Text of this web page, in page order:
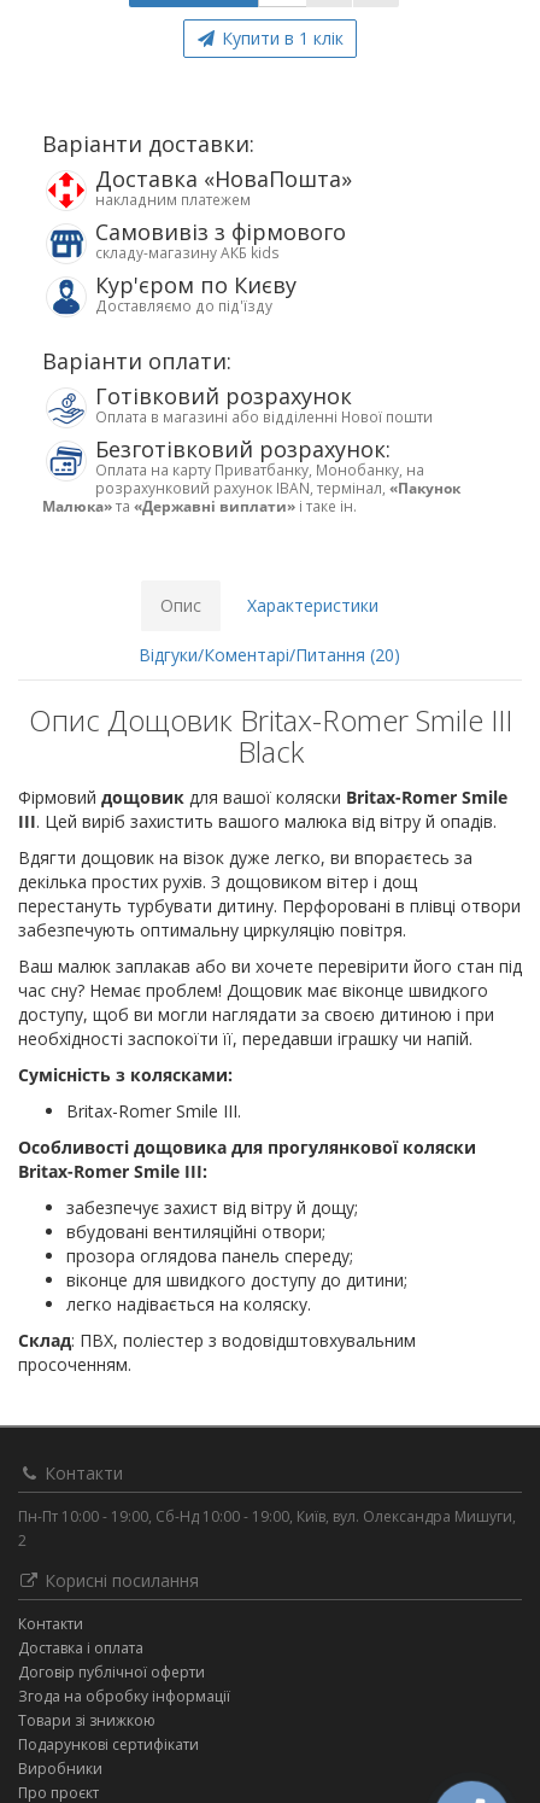
Купити в 1 клік
Варіанти доставки:
Доставка «НоваПошта»
накладним платежем
Самовивіз з фірмового
складу-магазину АКБ kids
Кур'єром по Києву
Доставляємо до під'їзду
Варіанти оплати:
Готівковий розрахунок
Оплата в магазині або відділенні Нової пошти
Безготівковий розрахунок:
Оплата на карту Приватбанку, Монобанку, на
розрахунковий рахунок IBAN, термінал, «Пакунок
Малюка»та «Державні виплати» і таке ін.
Опис Характеристики
Відгуки/Коментарі/Питання (20)
Опис Дощовик Britax-Romer Smile III
Black
Фірмовий дощовик для вашої коляски Britax-Romer Smile
III. Цей виріб захистить вашого малюка від вітру й опадів.
Вдягти дощовик на візок дуже легко, ви впораєтесь за
декілька простих рухів. З дощовиком вітер і дощ
перестануть турбувати дитину. Перфоровані в плівці отвори
забезпечують оптимальну циркуляцію повітря.
Ваш малюк заплакав або ви хочете перевірити його стан під
час сну? Немає проблем! Дощовик має віконце швидкого
доступу, щоб ви могли наглядати за своєю дитиною і при
необхідності заспокоїти її, передавши іграшку чи напій.
Сумісність з колясками:
Britax-Romer Smile III.
Особливості дощовика для прогулянкової коляски
Britax-Romer Smile III:
забезпечує захист від вітру й дощу;
вбудовані вентиляційні отвори;
прозора оглядова панель спереду;
віконце для швидкого доступу до дитини;
легко надівається на коляску.
Склад: ПВХ, поліестер з водовідштовхувальним
просоченням.
Контакти
Пн-Пт 10:00 - 19:00, Сб-Нд 10:00 - 19:00, Київ, вул. Олександра Мишуги,
2
Корисні посилання
Контакти
Доставка і оплата
Договір публічної оферти
Згода на обробку інформації
Товари зі знижкою
Подарункові сертифікати
Виробники
Про проєкт